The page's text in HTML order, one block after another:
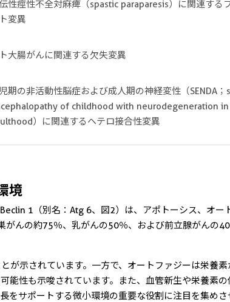
性痙性不全対麻痺（spastic paraparesis）に関連する
変異
大腸がんに関連する欠失変異
期の非活動性脳症および成人期の神経変性（SENDA；
of childhood with neurodegeneration in
）に関連するヘテロ接合性変異
境
1（別名：Atg 6、図2）は、アポトーシス、オ
んの約75％、乳がんの50％、および前立腺がんの
が示されています。一方で、オートファジーは栄養
能性も示唆されています。また、血管新生や栄養素
をサポートする微小環境の重要な役割に注目を集め